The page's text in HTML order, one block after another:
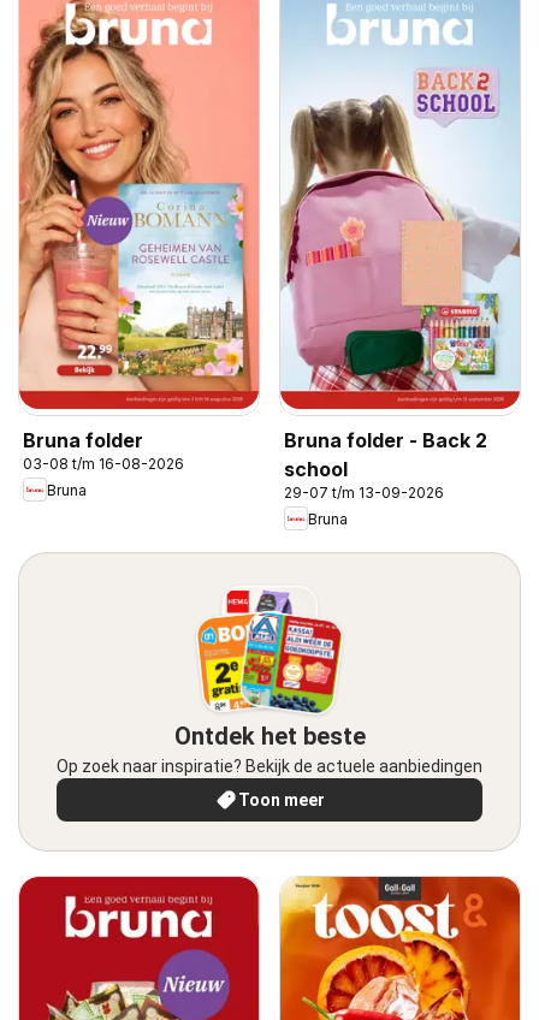
Bruna folder
03-08 t/m 16-08-2026
Bruna
Bruna folder - Back 2
school
29-07 t/m 13-09-2026
Bruna
Ontdek het beste
Op zoek naar inspiratie? Bekijk de actuele aanbiedingen
Toon meer